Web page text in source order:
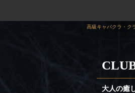
高級キャバクラ・ク
大人の癒